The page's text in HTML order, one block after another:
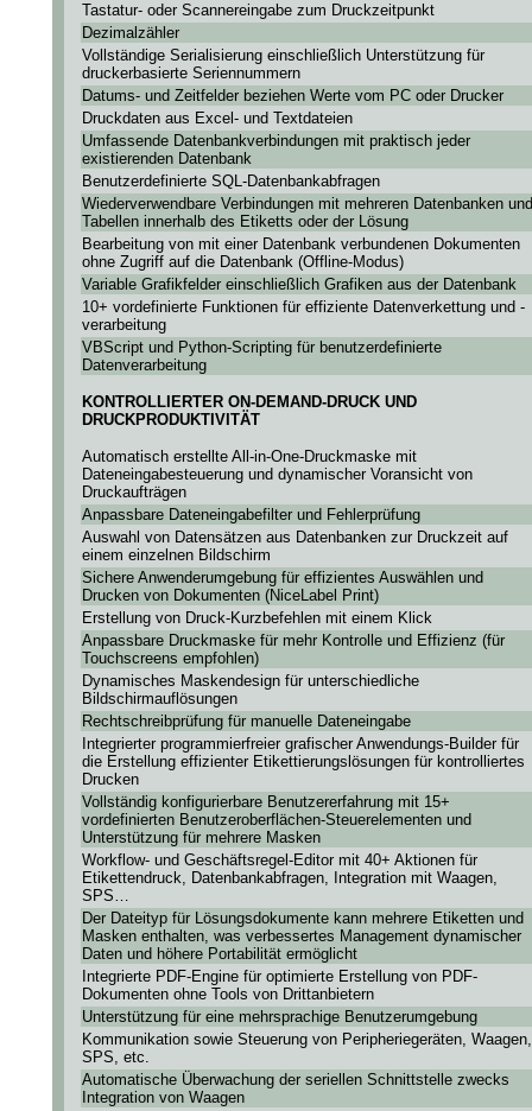
Tastatur- oder Scannereingabe zum Druckzeitpunkt
Dezimalzähler
Vollständige Serialisierung einschließlich Unterstützung für
druckerbasierte Seriennummern
Datums- und Zeitfelder beziehen Werte vom PC oder Drucker
Druckdaten aus Excel- und Textdateien
Umfassende Datenbankverbindungen mit praktisch jeder
existierenden Datenbank
Benutzerdefinierte SQL-Datenbankabfragen
Wiederverwendbare Verbindungen mit mehreren Datenbanken und
Tabellen innerhalb des Etiketts oder der Lösung
Bearbeitung von mit einer Datenbank verbundenen Dokumenten
ohne Zugriff auf die Datenbank (Offline-Modus)
Variable Grafikfelder einschließlich Grafiken aus der Datenbank
10+ vordefinierte Funktionen für effiziente Datenverkettung und -
verarbeitung
VBScript und Python-Scripting für benutzerdefinierte
Datenverarbeitung
KONTROLLIERTER ON-DEMAND-DRUCK UND
DRUCKPRODUKTIVITÄT
Automatisch erstellte All-in-One-Druckmaske mit
Dateneingabesteuerung und dynamischer Voransicht von
Druckaufträgen
Anpassbare Dateneingabefilter und Fehlerprüfung
Auswahl von Datensätzen aus Datenbanken zur Druckzeit auf
einem einzelnen Bildschirm
Sichere Anwenderumgebung für effizientes Auswählen und
Drucken von Dokumenten (NiceLabel Print)
Erstellung von Druck-Kurzbefehlen mit einem Klick
Anpassbare Druckmaske für mehr Kontrolle und Effizienz (für
Touchscreens empfohlen)
Dynamisches Maskendesign für unterschiedliche
Bildschirmauflösungen
Rechtschreibprüfung für manuelle Dateneingabe
Integrierter programmierfreier grafischer Anwendungs-Builder für
die Erstellung effizienter Etikettierungslösungen für kontrolliertes
Drucken
Vollständig konfigurierbare Benutzererfahrung mit 15+
vordefinierten Benutzeroberflächen-Steuerelementen und
Unterstützung für mehrere Masken
Workflow- und Geschäftsregel-Editor mit 40+ Aktionen für
Etikettendruck, Datenbankabfragen, Integration mit Waagen,
SPS…
Der Dateityp für Lösungsdokumente kann mehrere Etiketten und
Masken enthalten, was verbessertes Management dynamischer
Daten und höhere Portabilität ermöglicht
Integrierte PDF-Engine für optimierte Erstellung von PDF-
Dokumenten ohne Tools von Drittanbietern
Unterstützung für eine mehrsprachige Benutzerumgebung
Kommunikation sowie Steuerung von Peripheriegeräten, Waagen,
SPS, etc.
Automatische Überwachung der seriellen Schnittstelle zwecks
Integration von Waagen